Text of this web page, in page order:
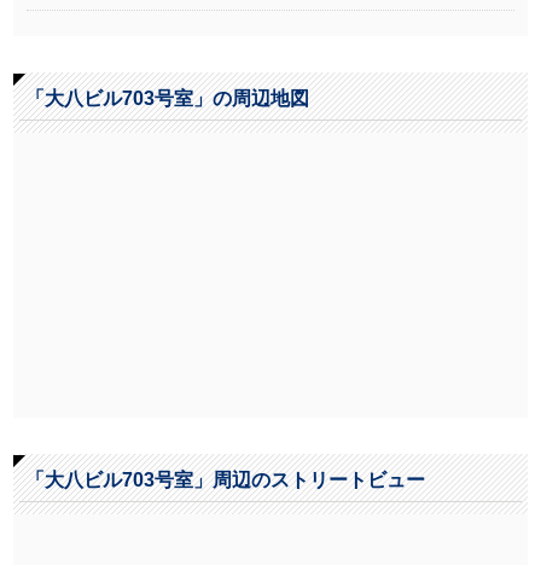
「大八ビル703号室」の周辺地図
「大八ビル703号室」周辺のストリートビュー